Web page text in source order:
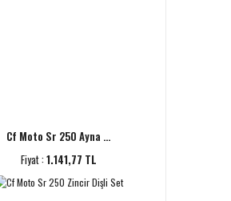
Cf Moto Sr 250 Ayna ...
Fiyat : 1.141,77 TL